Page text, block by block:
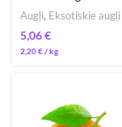
Augļi, Eksotiskie augļi
€
2,20€/